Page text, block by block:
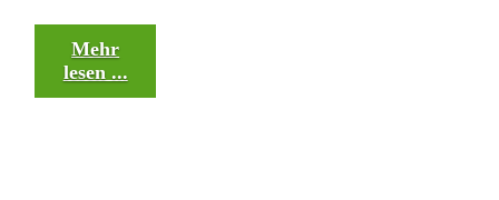
Mehr
lesen ...